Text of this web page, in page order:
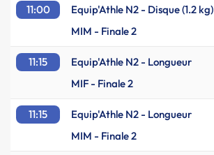
11:00 Equip'Athle N2 - Disque (1.2 kg)
MIM - Finale 2
11:15 Equip'Athle N2 - Longueur
MIF - Finale 2
11:15 Equip'Athle N2 - Longueur
MIM - Finale 2